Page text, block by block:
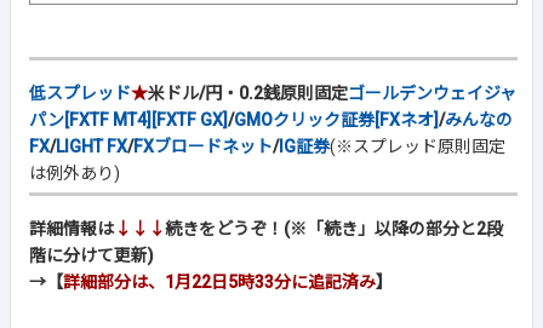
低スプレッド★米ドル/円・0.2銭原則固定ゴールデンウェイジャ
パン[FXTF MT4][FXTF GX]/GMOクリック証券[FXネオ]/みんなの
FX/LIGHT FX/FXブロードネット/IG証券(※スプレッド原則固定
は例外あり)
詳細情報は↓↓↓続きをどうぞ！(※「続き」以降の部分と2段
階に分けて更新)
→【詳細部分は、1月22日5時33分に追記済み】